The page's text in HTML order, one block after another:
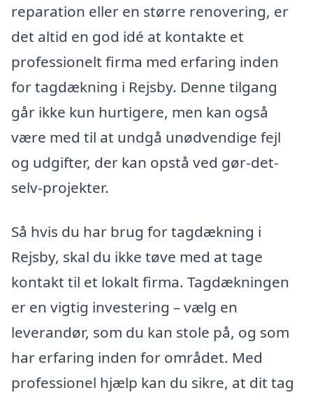
reparation eller en større renovering, er
det altid en god idé at kontakte et
professionelt firma med erfaring inden
for tagdækning i Rejsby. Denne tilgang
går ikke kun hurtigere, men kan også
være med til at undgå unødvendige fejl
og udgifter, der kan opstå ved gør-det-
selv-projekter.
Så hvis du har brug for tagdækning i
Rejsby, skal du ikke tøve med at tage
kontakt til et lokalt firma. Tagdækningen
er en vigtig investering – vælg en
leverandør, som du kan stole på, og som
har erfaring inden for området. Med
professionel hjælp kan du sikre, at dit tag